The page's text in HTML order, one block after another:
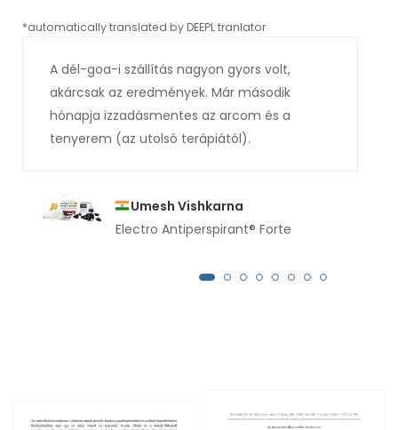
*automatically translated by DEEPL tranlator
A dél-goa-i szállítás nagyon gyors volt,
akárcsak az eredmények. Már második
hónapja izzadásmentes az arcom és a
tenyerem (az utolsó terápiától).
Umesh Vishkarna
Electro Antiperspirant® Forte